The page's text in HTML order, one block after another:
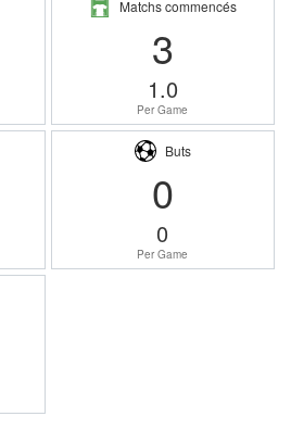
Matchs commencés
3
1.0
Per Game
Buts
0
0
Per Game